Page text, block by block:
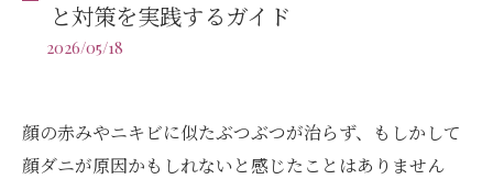
と対策を実践するガイド
2026/05/18
顔の赤みやニキビに似たぶつぶつが治らず、もしかして
顔ダニが原因かもしれないと感じたことはありません